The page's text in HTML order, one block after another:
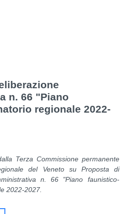
n. 66 "Piano
regionale 2022-
Terza Commissione permanente
del Veneto su Proposta di
n. 66 "Piano faunistico-
2022-2027.